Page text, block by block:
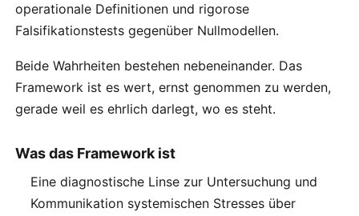
operationale Definitionen und rigorose
Falsifikationstests gegenüber Nullmodellen.
Beide Wahrheiten bestehen nebeneinander. Das
Framework ist es wert, ernst genommen zu werden,
gerade weil es ehrlich darlegt, wo es steht.
Was das Framework ist
Eine diagnostische Linse zur Untersuchung und
Kommunikation systemischen Stresses über